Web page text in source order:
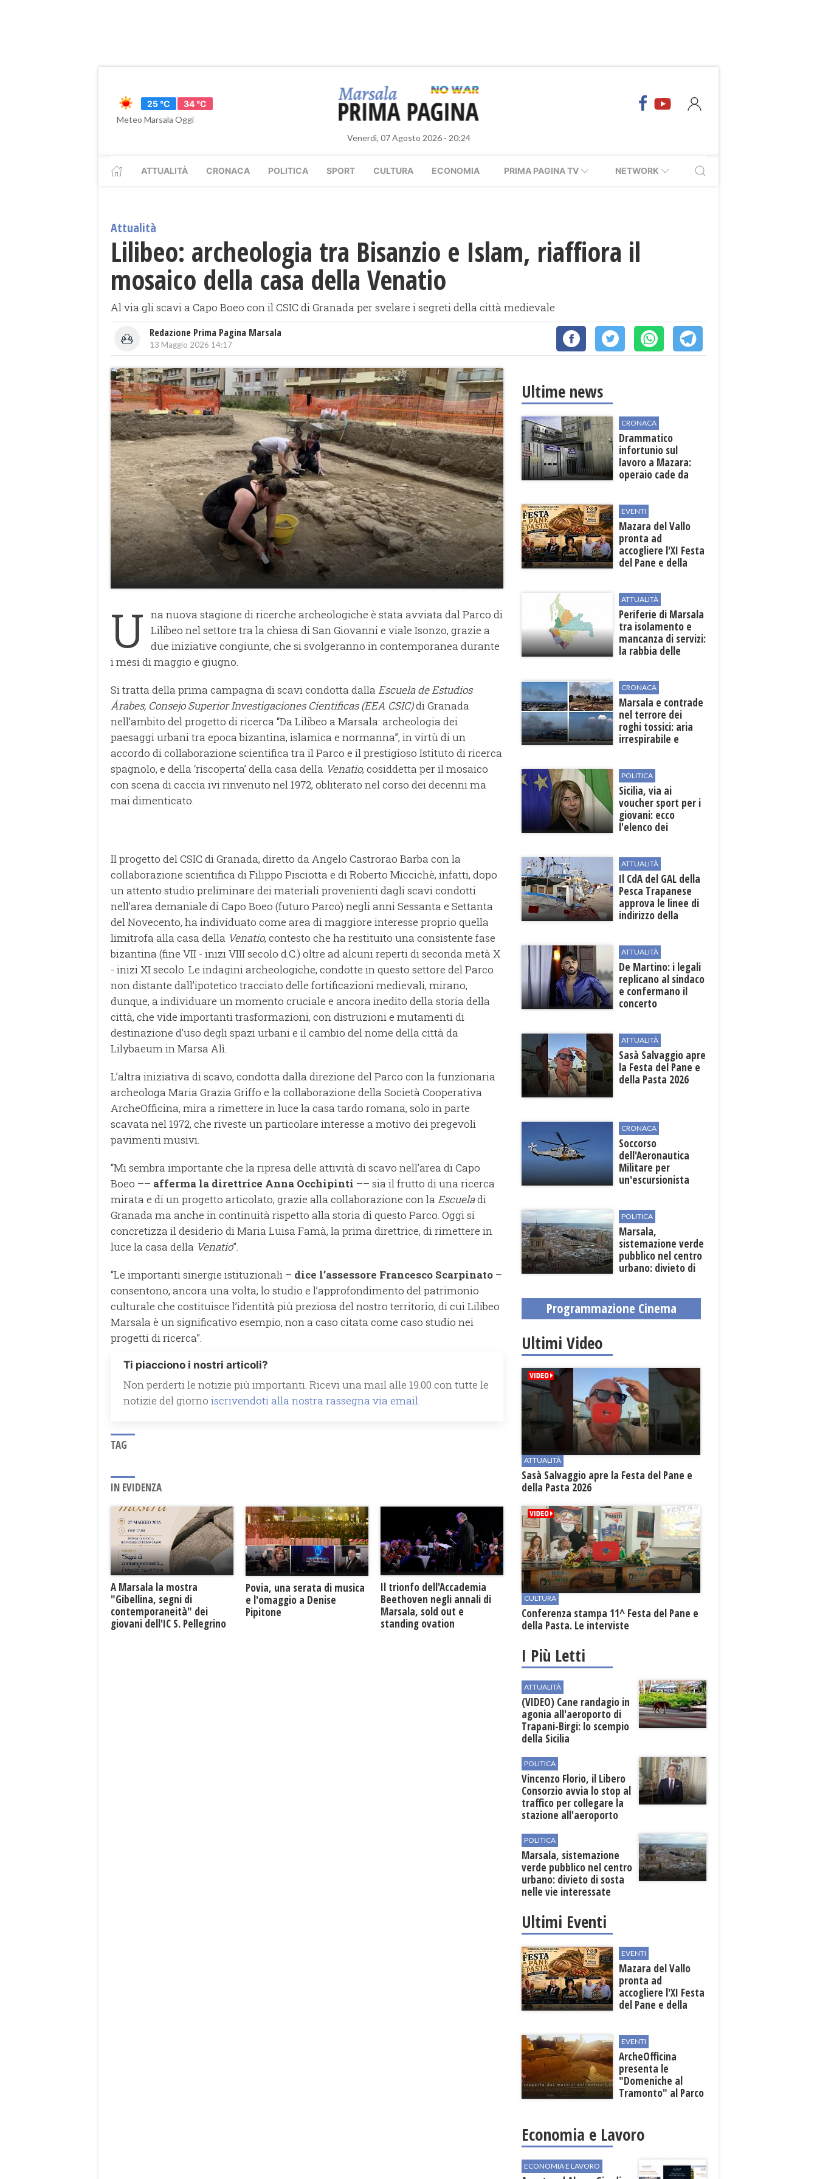
25 °C
34 °C
Meteo Marsala Oggi
Venerdì, 07 Agosto 2026 - 20:24
ATTUALITÀ CRONACA POLITICA SPORT CULTURA ECONOMIA PRIMA PAGINA TV NETWORK
Attualità
Lilibeo: archeologia tra Bisanzio e Islam, riaffiora il
mosaico della casa della Venatio
Al via gli scavi a Capo Boeo con il CSIC di Granada per svelare i segreti della città medievale
Redazione Prima Pagina Marsala
13 Maggio 2026 14:17
U na nuova stagione di ricerche archeologiche è stata avviata dal Parco di
Lilibeo nel settore tra la chiesa di San Giovanni e viale Isonzo, grazie a
due iniziative congiunte, che si svolgeranno in contemporanea durante
i mesi di maggio e giugno.
Si tratta della prima campagna di scavi condotta dalla Escuela de Estudios
Árabes, Consejo Superior Investigaciones Cíentificas (EEA CSIC)di Granada
nell’ambito del progetto di ricerca “Da Lilibeo a Marsala: archeologia dei
paesaggi urbani tra epoca bizantina, islamica e normanna”, in virtù di un
accordo di collaborazione scientifica tra il Parco e il prestigioso Istituto di ricerca
spagnolo, e della ‘riscoperta’ della casa della Venatio, cosiddetta per il mosaico
con scena di caccia ivi rinvenuto nel 1972, obliterato nel corso dei decenni ma
mai dimenticato.
Il progetto del CSIC di Granada, diretto da Angelo Castrorao Barba con la
collaborazione scientifica di Filippo Pisciotta e di Roberto Miccichè, infatti, dopo
un attento studio preliminare dei materiali provenienti dagli scavi condotti
nell’area demaniale di Capo Boeo (futuro Parco) negli anni Sessanta e Settanta
del Novecento, ha individuato come area di maggiore interesse proprio quella
limitrofa alla casa della Venatio, contesto che ha restituito una consistente fase
bizantina (fine VII - inizi VIII secolo d.C.) oltre ad alcuni reperti di seconda metà X
- inizi XI secolo. Le indagini archeologiche, condotte in questo settore del Parco
non distante dall’ipotetico tracciato delle fortificazioni medievali, mirano,
dunque, a individuare un momento cruciale e ancora inedito della storia della
città, che vide importanti trasformazioni, con distruzioni e mutamenti di
destinazione d’uso degli spazi urbani e il cambio del nome della città da
Lilybaeum in Marsa Alì.
L’altra iniziativa di scavo, condotta dalla direzione del Parco con la funzionaria
archeologa Maria Grazia Griffo e la collaborazione della Società Cooperativa
ArcheOfficina, mira a rimettere in luce la casa tardo romana, solo in parte
scavata nel 1972, che riveste un particolare interesse a motivo dei pregevoli
pavimenti musivi.
“Mi sembra importante che la ripresa delle attività di scavo nell’area di Capo
Boeo –– afferma la direttrice Anna Occhipinti –– sia il frutto di una ricerca
mirata e di un progetto articolato, grazie alla collaborazione con la Escueladi
Granada ma anche in continuità rispetto alla storia di questo Parco. Oggi si
concretizza il desiderio di Maria Luisa Famà, la prima direttrice, di rimettere in
luce la casa della Venatio”.
“Le importanti sinergie istituzionali – dice l’assessore Francesco Scarpinato –
consentono, ancora una volta, lo studio e l’approfondimento del patrimonio
culturale che costituisce l’identità più preziosa del nostro territorio, di cui Lilibeo
Marsala è un significativo esempio, non a caso citata come caso studio nei
progetti di ricerca”.
Ti piacciono i nostri articoli?
Non perderti le notizie più importanti. Ricevi una mail alle 19.00 con tutte le
notizie del giorno iscrivendoti alla nostra rassegna via email.
TAG
IN EVIDENZA
A Marsala la mostra
"Gibellina, segni di
contemporaneità" dei
giovani dell'IC S. Pellegrino
Povia, una serata di musica
e l'omaggio a Denise
Pipitone
Il trionfo dell'Accademia
Beethoven negli annali di
Marsala, sold out e
standing ovation
Ultime news
CRONACA
Drammatico
infortunio sul
lavoro a Mazara:
operaio cade da
EVENTI
Mazara del Vallo
pronta ad
accogliere l'XI Festa
del Pane e della
ATTUALITÀ
Periferie di Marsala
tra isolamento e
mancanza di servizi:
la rabbia delle
CRONACA
Marsala e contrade
nel terrore dei
roghi tossici: aria
irrespirabile e
POLITICA
Sicilia, via ai
voucher sport per i
giovani: ecco
l'elenco dei
ATTUALITÀ
Il CdA del GAL della
Pesca Trapanese
approva le linee di
indirizzo della
sviluppo
ATTUALITÀ
De Martino: i legali
replicano al sindaco
e confermano il
concerto
ATTUALITÀ
Sasà Salvaggio apre
la Festa del Pane e
della Pasta 2026
CRONACA
Soccorso
dell'Aeronautica
Militare per
un'escursionista
POLITICA
Marsala,
sistemazione verde
pubblico nel centro
urbano: divieto di
Programmazione Cinema
Ultimi Video
ATTUALITÀ
Sasà Salvaggio apre la Festa del Pane e
della Pasta 2026
CULTURA
Conferenza stampa 11^ Festa del Pane e
della Pasta. Le interviste
I Più Letti
ATTUALITÀ
(VIDEO) Cane randagio in
agonia all'aeroporto di
Trapani-Birgi: lo scempio
della Sicilia
POLITICA
Vincenzo Florio, il Libero
Consorzio avvia lo stop al
traffico per collegare la
stazione all'aeroporto
POLITICA
Marsala, sistemazione
verde pubblico nel centro
urbano: divieto di sosta
nelle vie interessate
Ultimi Eventi
EVENTI
Mazara del Vallo
pronta ad
accogliere l'XI Festa
del Pane e della
EVENTI
ArcheOfficina
presenta le
"Domeniche al
Tramonto" al Parco
Economia e Lavoro
ECONOMIA E LAVORO